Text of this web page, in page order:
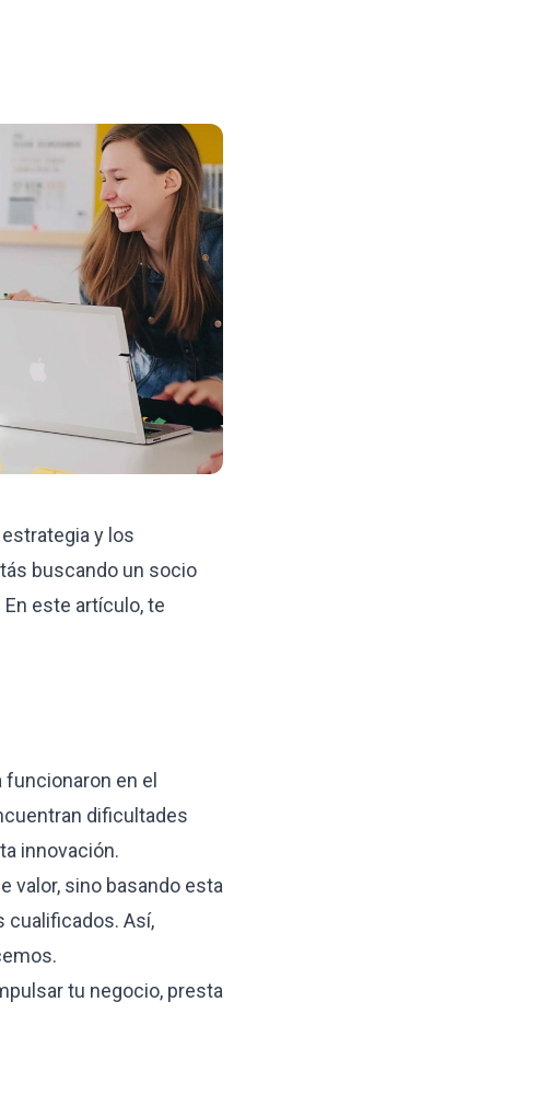
y los
buscando un socio
este artículo, te
en el
dificultades
innovación.
valor, sino basando esta
cualificados. Así,
tu negocio, presta